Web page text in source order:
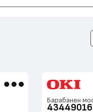
Барабанен
43449016